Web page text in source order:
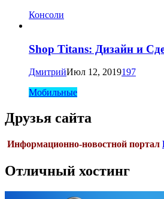
Консоли
Shop Titans: Дизайн и
ДмитрийИюл 12, 2019197
Мобильные
Друзья сайта
Информационно-новостной портал
Отличный хостинг